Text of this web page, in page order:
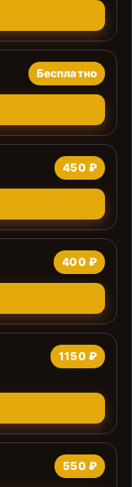
Бесплатно
450 ₽
400 ₽
1150 ₽
550 ₽